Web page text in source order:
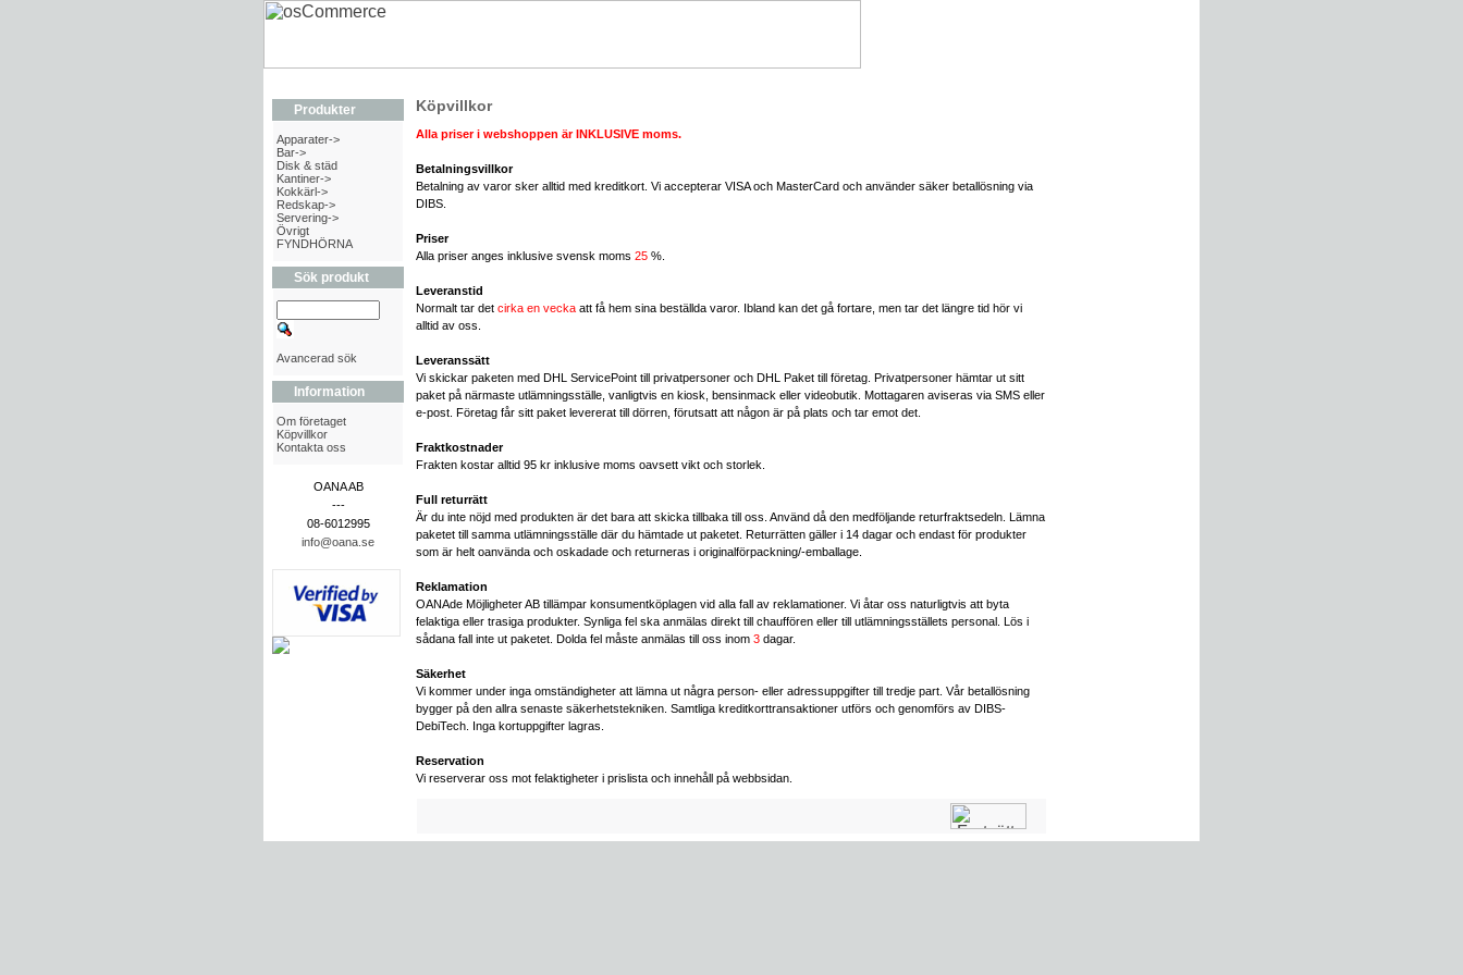
Produkter
Apparater->
Bar->
Disk & städ
Kantiner->
Kokkärl->
Redskap->
Servering->
Övrigt
FYNDHÖRNA
Sök produkt
Avancerad sök
Information
Om företaget
Köpvillkor
Kontakta oss
OANA AB
---
08-6012995
info@oana.se
Köpvillkor
Alla priser i webshoppen är INKLUSIVE moms.
Betalningsvillkor
Betalning av varor sker alltid med kreditkort. Vi accepterar VISA och MasterCard och använder säker betallösning via
DIBS.
Priser
Alla priser anges inklusive svensk moms 25 %.
Leveranstid
Normalt tar det cirka en vecka att få hem sina beställda varor. Ibland kan det gå fortare, men tar det längre tid hör vi
alltid av oss.
Leveranssätt
Vi skickar paketen med DHL ServicePoint till privatpersoner och DHL Paket till företag. Privatpersoner hämtar ut sitt
paket på närmaste utlämningsställe, vanligtvis en kiosk, bensinmack eller videobutik. Mottagaren aviseras via SMS eller
e-post. Företag får sitt paket levererat till dörren, förutsatt att någon är på plats och tar emot det.
Fraktkostnader
Frakten kostar alltid 95 kr inklusive moms oavsett vikt och storlek.
Full returrätt
Är du inte nöjd med produkten är det bara att skicka tillbaka till oss. Använd då den medföljande returfraktsedeln. Lämna
paketet till samma utlämningsställe där du hämtade ut paketet. Returrätten gäller i 14 dagar och endast för produkter
som är helt oanvända och oskadade och returneras i originalförpackning/-emballage.
Reklamation
OANAde Möjligheter AB tillämpar konsumentköplagen vid alla fall av reklamationer. Vi åtar oss naturligtvis att byta
felaktiga eller trasiga produkter. Synliga fel ska anmälas direkt till chauffören eller till utlämningsställets personal. Lös i
sådana fall inte ut paketet. Dolda fel måste anmälas till oss inom 3 dagar.
Säkerhet
Vi kommer under inga omständigheter att lämna ut några person- eller adressuppgifter till tredje part. Vår betallösning
bygger på den allra senaste säkerhetstekniken. Samtliga kreditkorttransaktioner utförs och genomförs av DIBS-
DebiTech. Inga kortuppgifter lagras.
Reservation
Vi reserverar oss mot felaktigheter i prislista och innehåll på webbsidan.